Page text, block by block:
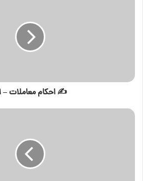
✍️ احکام معاملات – ۲۱